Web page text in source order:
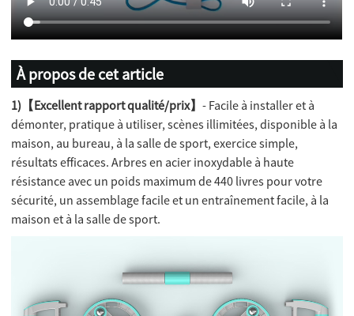
À propos de cet article
1)【Excellent rapport qualité/prix】- Facile à installer et à
démonter, pratique à utiliser, scènes illimitées, disponible à la
maison, au bureau, à la salle de sport, exercice simple,
résultats efficaces. Arbres en acier inoxydable à haute
résistance avec un poids maximum de 440 livres pour votre
sécurité, un assemblage facile et un entraînement facile, à la
maison et à la salle de sport.